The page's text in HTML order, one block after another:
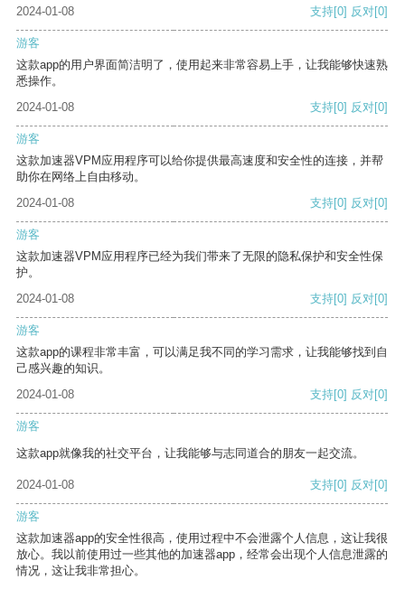
2024-01-08
支持[0] 反对[0]
游客
这款app的用户界面简洁明了，使用起来非常容易上手，让我能够快速熟
悉操作。
2024-01-08
支持[0] 反对[0]
游客
这款加速器VPM应用程序可以给你提供最高速度和安全性的连接，并帮
助你在网络上自由移动。
2024-01-08
支持[0] 反对[0]
游客
这款加速器VPM应用程序已经为我们带来了无限的隐私保护和安全性保
护。
2024-01-08
支持[0] 反对[0]
游客
这款app的课程非常丰富，可以满足我不同的学习需求，让我能够找到自
己感兴趣的知识。
2024-01-08
支持[0] 反对[0]
游客
这款app就像我的社交平台，让我能够与志同道合的朋友一起交流。
2024-01-08 支持[0] 反对[0]
游客
这款加速器app的安全性很高，使用过程中不会泄露个人信息，这让我很
放心。我以前使用过一些其他的加速器app，经常会出现个人信息泄露的
情况，这让我非常担心。